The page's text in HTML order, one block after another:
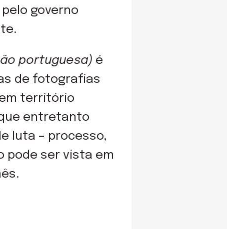
governo
portuguesa) é
de fotografias
território
entretanto
luta – processo,
pode ser vista em